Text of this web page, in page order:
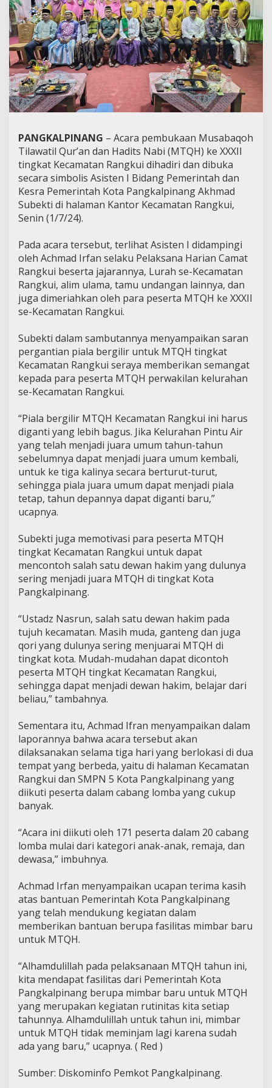
PANGKALPINANG – Acara pembukaan Musabaqoh
Tilawatil Qur’an dan Hadits Nabi (MTQH) ke XXXII
tingkat Kecamatan Rangkui dihadiri dan dibuka
secara simbolis Asisten I Bidang Pemerintah dan
Kesra Pemerintah Kota Pangkalpinang Akhmad
Subekti di halaman Kantor Kecamatan Rangkui,
Senin (1/7/24).
Pada acara tersebut, terlihat Asisten I didampingi
oleh Achmad Irfan selaku Pelaksana Harian Camat
Rangkui beserta jajarannya, Lurah se-Kecamatan
Rangkui, alim ulama, tamu undangan lainnya, dan
juga dimeriahkan oleh para peserta MTQH ke XXXII
se-Kecamatan Rangkui.
Subekti dalam sambutannya menyampaikan saran
pergantian piala bergilir untuk MTQH tingkat
Kecamatan Rangkui seraya memberikan semangat
kepada para peserta MTQH perwakilan kelurahan
se-Kecamatan Rangkui.
“Piala bergilir MTQH Kecamatan Rangkui ini harus
diganti yang lebih bagus. Jika Kelurahan Pintu Air
yang telah menjadi juara umum tahun-tahun
sebelumnya dapat menjadi juara umum kembali,
untuk ke tiga kalinya secara berturut-turut,
sehingga piala juara umum dapat menjadi piala
tetap, tahun depannya dapat diganti baru,”
ucapnya.
Subekti juga memotivasi para peserta MTQH
tingkat Kecamatan Rangkui untuk dapat
mencontoh salah satu dewan hakim yang dulunya
sering menjadi juara MTQH di tingkat Kota
Pangkalpinang.
“Ustadz Nasrun, salah satu dewan hakim pada
tujuh kecamatan. Masih muda, ganteng dan juga
qori yang dulunya sering menjuarai MTQH di
tingkat kota. Mudah-mudahan dapat dicontoh
peserta MTQH tingkat Kecamatan Rangkui,
sehingga dapat menjadi dewan hakim, belajar dari
beliau,” tambahnya.
Sementara itu, Achmad Ifran menyampaikan dalam
laporannya bahwa acara tersebut akan
dilaksanakan selama tiga hari yang berlokasi di dua
tempat yang berbeda, yaitu di halaman Kecamatan
Rangkui dan SMPN 5 Kota Pangkalpinang yang
diikuti peserta dalam cabang lomba yang cukup
banyak.
“Acara ini diikuti oleh 171 peserta dalam 20 cabang
lomba mulai dari kategori anak-anak, remaja, dan
dewasa,” imbuhnya.
Achmad Irfan menyampaikan ucapan terima kasih
atas bantuan Pemerintah Kota Pangkalpinang
yang telah mendukung kegiatan dalam
memberikan bantuan berupa fasilitas mimbar baru
untuk MTQH.
“Alhamdulillah pada pelaksanaan MTQH tahun ini,
kita mendapat fasilitas dari Pemerintah Kota
Pangkalpinang berupa mimbar baru untuk MTQH
yang merupakan kegiatan rutinitas kita setiap
tahunnya. Alhamdulillah untuk tahun ini, mimbar
untuk MTQH tidak meminjam lagi karena sudah
ada yang baru,” ucapnya. ( Red )
Sumber: Diskominfo Pemkot Pangkalpinang.